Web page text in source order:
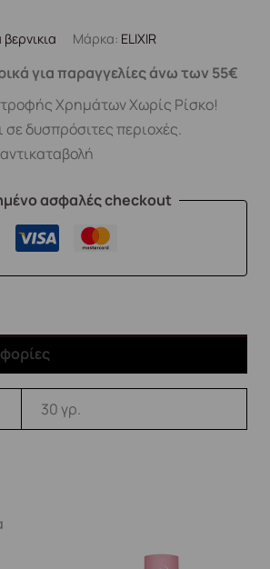
Μάρκα: ELIXIR
για παραγγελίες άνω των 55€
Χρημάτων Χωρίς Ρίσκο!
δυσπρόσιτες περιοχές.
ασφαλές checkout
30 γρ.